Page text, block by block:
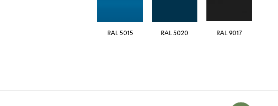
RAL 9017
5020 RAL
5015 RAL